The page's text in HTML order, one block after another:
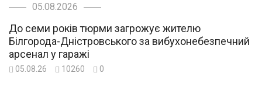
05.08.2026
До семи років тюрми загрожує жителю
Білгорода-Дністровського за вибухонебезпечний
арсенал у гаражі
05.08.26 10260 0